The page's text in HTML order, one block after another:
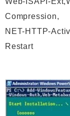
Compression,
NET-HTTP-
Restart